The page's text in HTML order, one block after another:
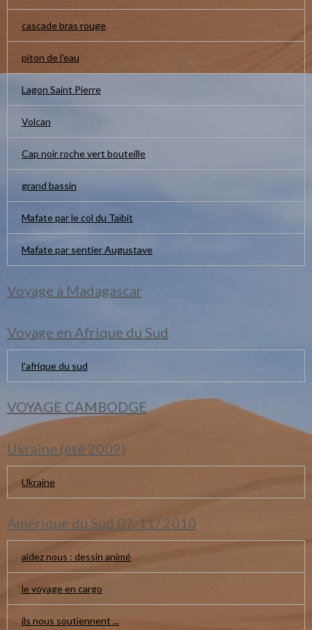
cascade bras rouge
piton de l'eau
Lagon Saint Pierre
Volcan
Cap noir roche vert bouteille
grand bassin
Mafate par le col du Taïbit
Mafate par sentier Augustave
Voyage à Madagascar
Voyage en Afrique du Sud
l'afrique du sud
VOYAGE CAMBODGE
Ukraine (été 2009)
Ukraine
Amérique du Sud 07-11/ 2010
aidez nous : dessin animé
le voyage en cargo
ils nous soutiennent ...